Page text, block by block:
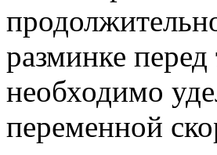
разминке
необходимо
переменной